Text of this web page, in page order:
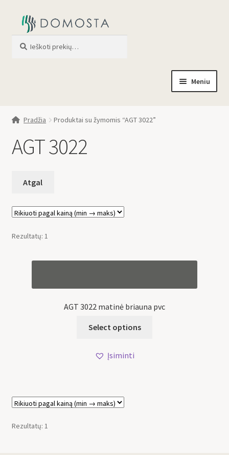
Meniu
Profilis
Pradžia Produktai su žymomis “AGT 3022”
AGT 3022
Rezultatų: 1
AGT 3022 matinė briauna pvc
Select options
Įsiminti
Rezultatų: 1